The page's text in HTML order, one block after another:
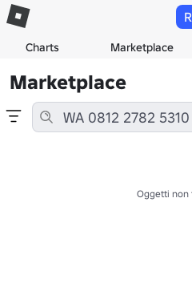
Charts Marketplace
Marketplace
Oggetti non